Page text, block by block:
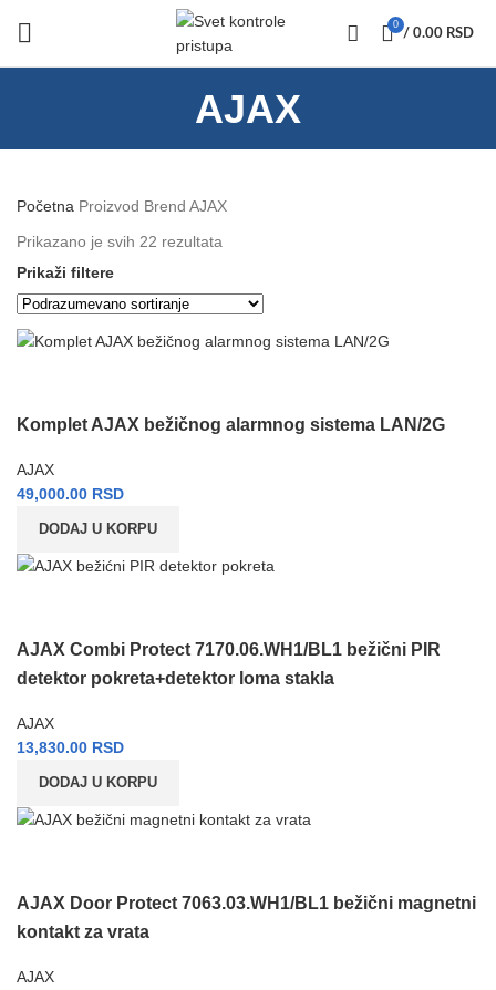
0
/ 0.00 RSD
AJAX
Početna Proizvod Brend AJAX
Prikazano je svih 22 rezultata
Prikaži filtere
Komplet AJAX bežičnog alarmnog sistema LAN/2G
AJAX
49,000.00 RSD
DODAJ U KORPU
AJAX Combi Protect 7170.06.WH1/BL1 bežični PIR
detektor pokreta+detektor loma stakla
AJAX
13,830.00 RSD
DODAJ U KORPU
AJAX Door Protect 7063.03.WH1/BL1 bežični magnetni
kontakt za vrata
AJAX